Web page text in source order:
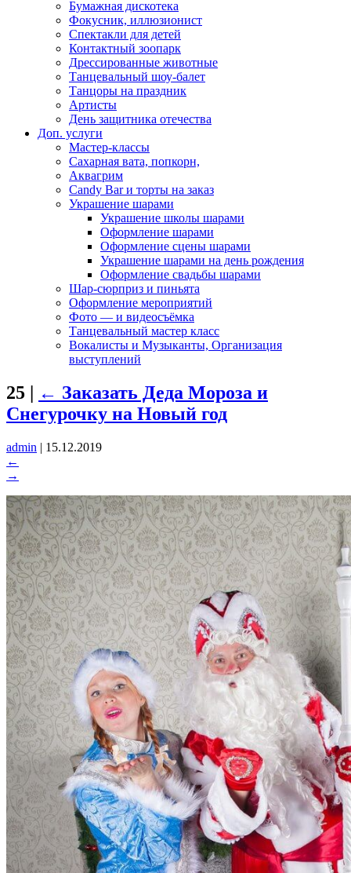
Бумажная дискотека
Фокусник, иллюзионист
Спектакли для детей
Контактный зоопарк
Дрессированные животные
Танцевальный шоу-балет
Танцоры на праздник
Артисты
День защитника отечества
Доп. услуги
Мастер-классы
Сахарная вата, попкорн,
Аквагрим
Candy Bar и торты на заказ
Украшение шарами
Украшение школы шарами
Оформление шарами
Оформление сцены шарами
Украшение шарами на день рождения
Оформление свадьбы шарами
Шар-сюрприз и пиньята
Оформление мероприятий
Фото — и видеосъёмка
Танцевальный мастер класс
Вокалисты и Музыканты, Организация
выступлений
25 | ← Заказать Деда Мороза и
Снегурочку на Новый год
admin | 15.12.2019
←
→